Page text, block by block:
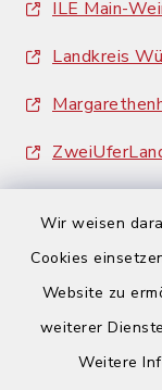
Wir weisen
Cookies
Website zu
weiterer
Weitere
ILE Main-
Landkreis